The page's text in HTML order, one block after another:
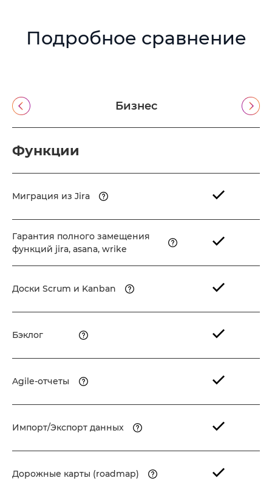
Подробное сравнение
Бизнес Премиум
Функции
Миграция из Jira
Гарантия полного замещения
функций jira, asana, wrike
Доски Scrum и Kanban
Бэклог
Agile-отчеты
Импорт/Экспорт данных
Дорожные карты (roadmap)